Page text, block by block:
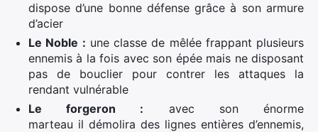
dispose d’une bonne défense grâce à son armure
d’acier
Le Noble : une classe de mêlée frappant plusieurs
ennemis à la fois avec son épée mais ne disposant
pas de bouclier pour contrer les attaques la
rendant vulnérable
Le forgeron : avec son énorme
marteau il démolira des lignes entières d’ennemis,